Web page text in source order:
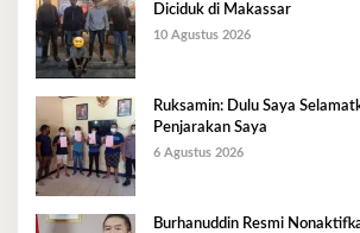
Diciduk di Makassar
10 Agustus 2026
Ruksamin: Dulu Saya
Penjarakan Saya
6 Agustus 2026
Burhanuddin Resmi